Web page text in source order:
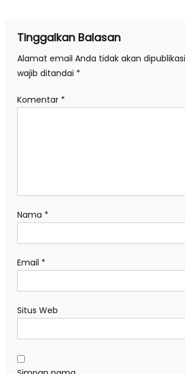
Tinggalkan Balasan
Alamat email Anda tidak akan
wajib ditandai *
Komentar *
Nama *
Email *
Situs Web